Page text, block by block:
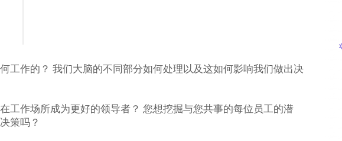
工作的？ 我们大脑的不同部分如何处理以及这如何影响我们做出决
工作场所成为更好的领导者？ 您想挖掘与您共事的每位员工的潜
策吗？